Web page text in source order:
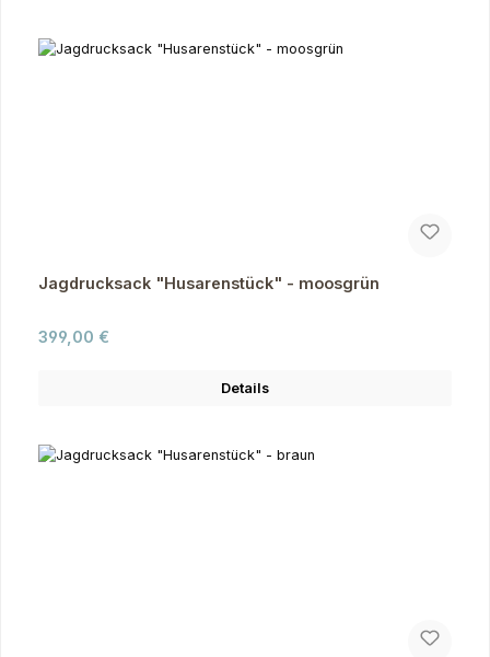
Jagdrucksack "Husarenstück" - moosgrün
Regulärer Preis:
399,00 €
Details